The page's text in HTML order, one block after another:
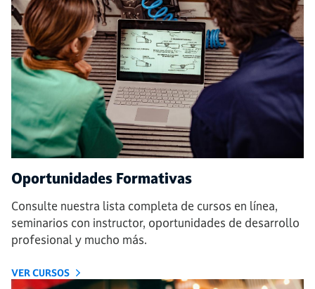
Oportunidades Formativas
Consulte nuestra lista completa de cursos en línea,
seminarios con instructor, oportunidades de desarrollo
profesional y mucho más.
VER CURSOS